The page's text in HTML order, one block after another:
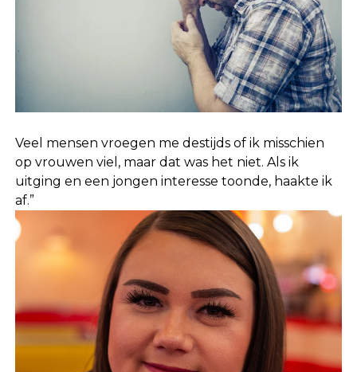
Veel mensen vroegen me destijds of ik misschien
op vrouwen viel, maar dat was het niet. Als ik
uitging en een jongen interesse toonde, haakte ik
af.”